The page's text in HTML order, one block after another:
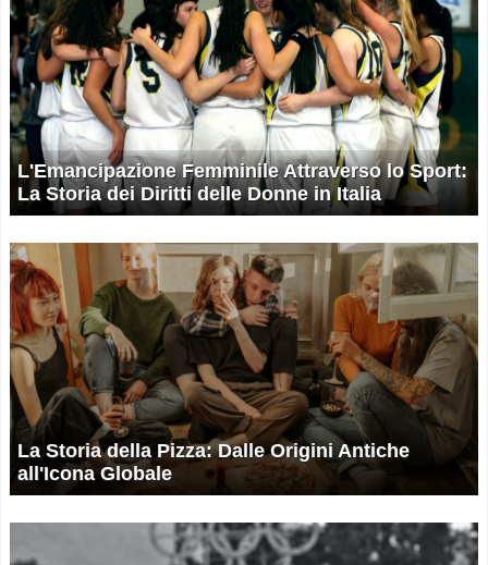
L'Emancipazione Femminile Attraverso lo Sport:
La Storia dei Diritti delle Donne in Italia
La Storia della Pizza: Dalle Origini Antiche
all'Icona Globale